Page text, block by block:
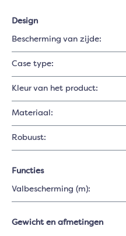
Design
Bescherming van zijde:
Case type:
Kleur van het product:
Materiaal:
Robuust:
Functies
Valbescherming (m):
Gewicht en afmetingen